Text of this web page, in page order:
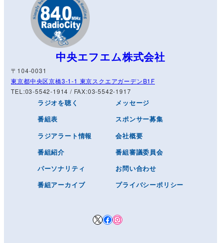
中央エフエム株式会社
〒104-0031
東京都中央区京橋3-1-1 東京スクエアガーデンB1F
TEL:03-5542-1914 / FAX:03-5542-1917
ラジオを聴く
番組表
ラジアラート情報
番組紹介
パーソナリティ
番組アーカイブ
メッセージ
スポンサー募集
会社概要
番組審議委員会
お問い合わせ
プライバシーポリシー
XFacebook
Instagram